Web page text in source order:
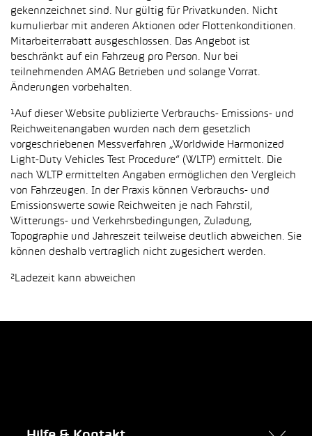
gekennzeichnet sind. Nur gültig für Privatkunden. Nicht
kumulierbar mit anderen Aktionen oder Flottenkonditionen.
Mitarbeiterrabatt ausgeschlossen. Das Angebot ist
beschränkt auf ein Fahrzeug pro Person. Nur bei
teilnehmenden AMAG Betrieben und solange Vorrat.
Änderungen vorbehalten.
¹Auf dieser Website publizierte Verbrauchs- Emissions- und
Reichweitenangaben wurden nach dem gesetzlich
vorgeschriebenen Messverfahren „Worldwide Harmonized
Light-Duty Vehicles Test Procedure“ (WLTP) ermittelt. Die
nach WLTP ermittelten Angaben ermöglichen den Vergleich
von Fahrzeugen. In der Praxis können Verbrauchs- und
Emissionswerte sowie Reichweiten je nach Fahrstil,
Witterungs- und Verkehrsbedingungen, Zuladung,
Topographie und Jahreszeit teilweise deutlich abweichen. Sie
können deshalb vertraglich nicht zugesichert werden.
²Ladezeit kann abweichen